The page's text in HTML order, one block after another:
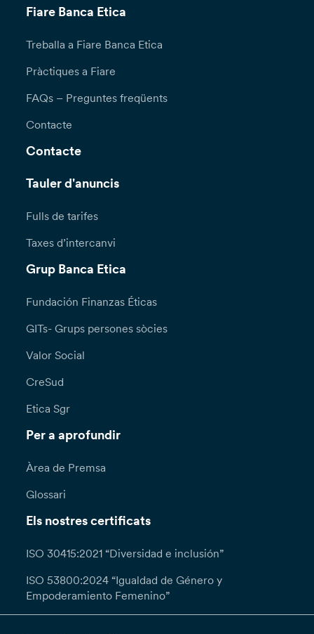
Fiare Banca Etica
Treballa a Fiare Banca Etica
Pràctiques a Fiare
FAQs – Preguntes freqüents
Contacte
Contacte
Tauler d'anuncis
Fulls de tarifes
Taxes d’intercanvi
Grup Banca Etica
Fundación Finanzas Éticas
GITs- Grups persones sòcies
Valor Social
CreSud
Etica Sgr
Per a aprofundir
Àrea de Premsa
Glossari
Els nostres certificats
ISO 30415:2021 “Diversidad e inclusión”
ISO 53800:2024 “Igualdad de Género y
Empoderamiento Femenino”